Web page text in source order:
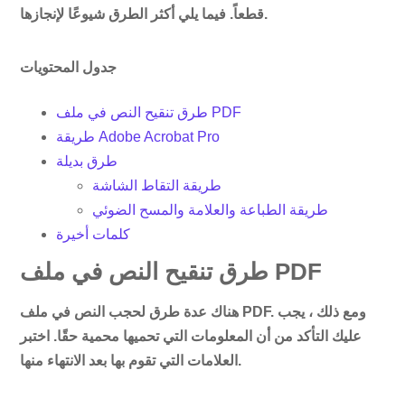
قطعاً. فيما يلي أكثر الطرق شيوعًا لإنجازها.
جدول المحتويات
طرق تنقيح النص في ملف PDF
طريقة Adobe Acrobat Pro
طرق بديلة
طريقة التقاط الشاشة
طريقة الطباعة والعلامة والمسح الضوئي
كلمات أخيرة
طرق تنقيح النص في ملف PDF
هناك عدة طرق لحجب النص في ملف PDF. ومع ذلك ، يجب
عليك التأكد من أن المعلومات التي تحميها محمية حقًا. اختبر
العلامات التي تقوم بها بعد الانتهاء منها.